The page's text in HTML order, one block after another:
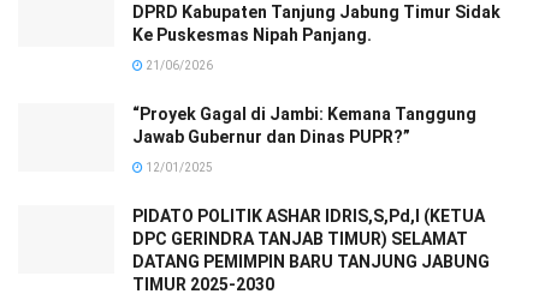
DPRD Kabupaten Tanjung Jabung Timur Sidak
Ke Puskesmas Nipah Panjang.
21/06/2026
“Proyek Gagal di Jambi: Kemana Tanggung
Jawab Gubernur dan Dinas PUPR?”
12/01/2025
PIDATO POLITIK ASHAR IDRIS,S,Pd,I (KETUA
DPC GERINDRA TANJAB TIMUR) SELAMAT
DATANG PEMIMPIN BARU TANJUNG JABUNG
TIMUR 2025-2030